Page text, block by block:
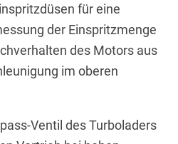
für eine
der Einspritzmenge
des Motors aus
im oberen
Ventil des Turboladers